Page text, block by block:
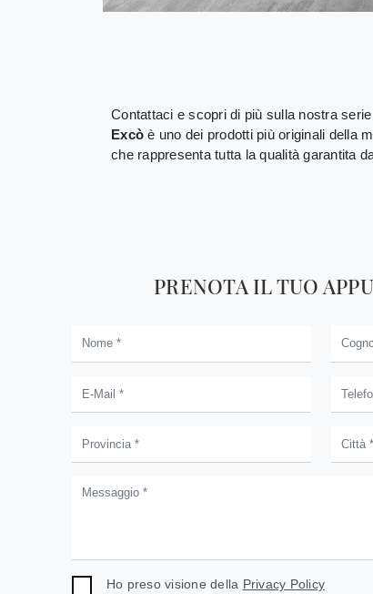
Contattaci e scopri di più sulla nostra
Excò è uno dei prodotti più originali della
che rappresenta tutta la qualità garantita
PRENOTA IL TUO
Ho preso visione della Privacy Policy